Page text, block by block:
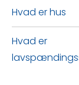
på
Hvad er hus
Hvad er